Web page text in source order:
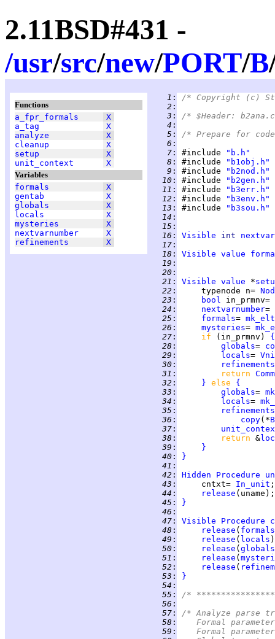
2.11BSD#431 -
/usr/src/new/PORT/B
Functions
a_fpr_formals
X
a_tag
X
analyze
X
cleanup
X
setup
X
unit_context
X
Variables
formals
X
gentab
X
globals
X
locals
X
mysteries
X
nextvarnumber
X
refinements
X
   1
:
/* Copyright (c)
   2
:
   3
:
/* $Header:
   4
:
   5
:
/* Prepare for
   6
:
   7
: #include
"b.h"
   8
: #include
"b1obj.h"
   9
: #include
"b2nod.h"
  10
: #include
"b2gen.h"
  11
: #include
"b3err.h"
  12
: #include
"b3env.h"
  13
: #include
"b3sou.h"
  14
:
  15
:
  16
: Visible int
  17
:
  18
: Visible value
  19
:
  20
:
  21
: Visible value *
  22
:
     typenode n=
  23
: bool
  24
: nextvarnumber=
  25
: formals= mk_elt
  26
: mysteries=
  27
: if (in_prmnv) {
  28
: globals=
  29
: locals=
  30
:
refinements
  31
: return
  32
: } else {
  33
: globals=
  34
: locals=
  35
:
refinements
  36
: copy(*
  37
:
  38
: return &
  39
:
}
  40
:
}
  41
:
  42
: Hidden Procedure
  43
:
     cntxt=
In_unit
  44
: release
  45
:
}
  46
:
  47
: Visible Procedure
  48
: release ( formals
  49
: release ( locals
  50
: release ( globals
  51
: release (
  52
: release (
  53
:
}
  54
:
  55
:
  56
:
  57
:
/* Analyze parse
  58
:
Formal
  59
:
Formal